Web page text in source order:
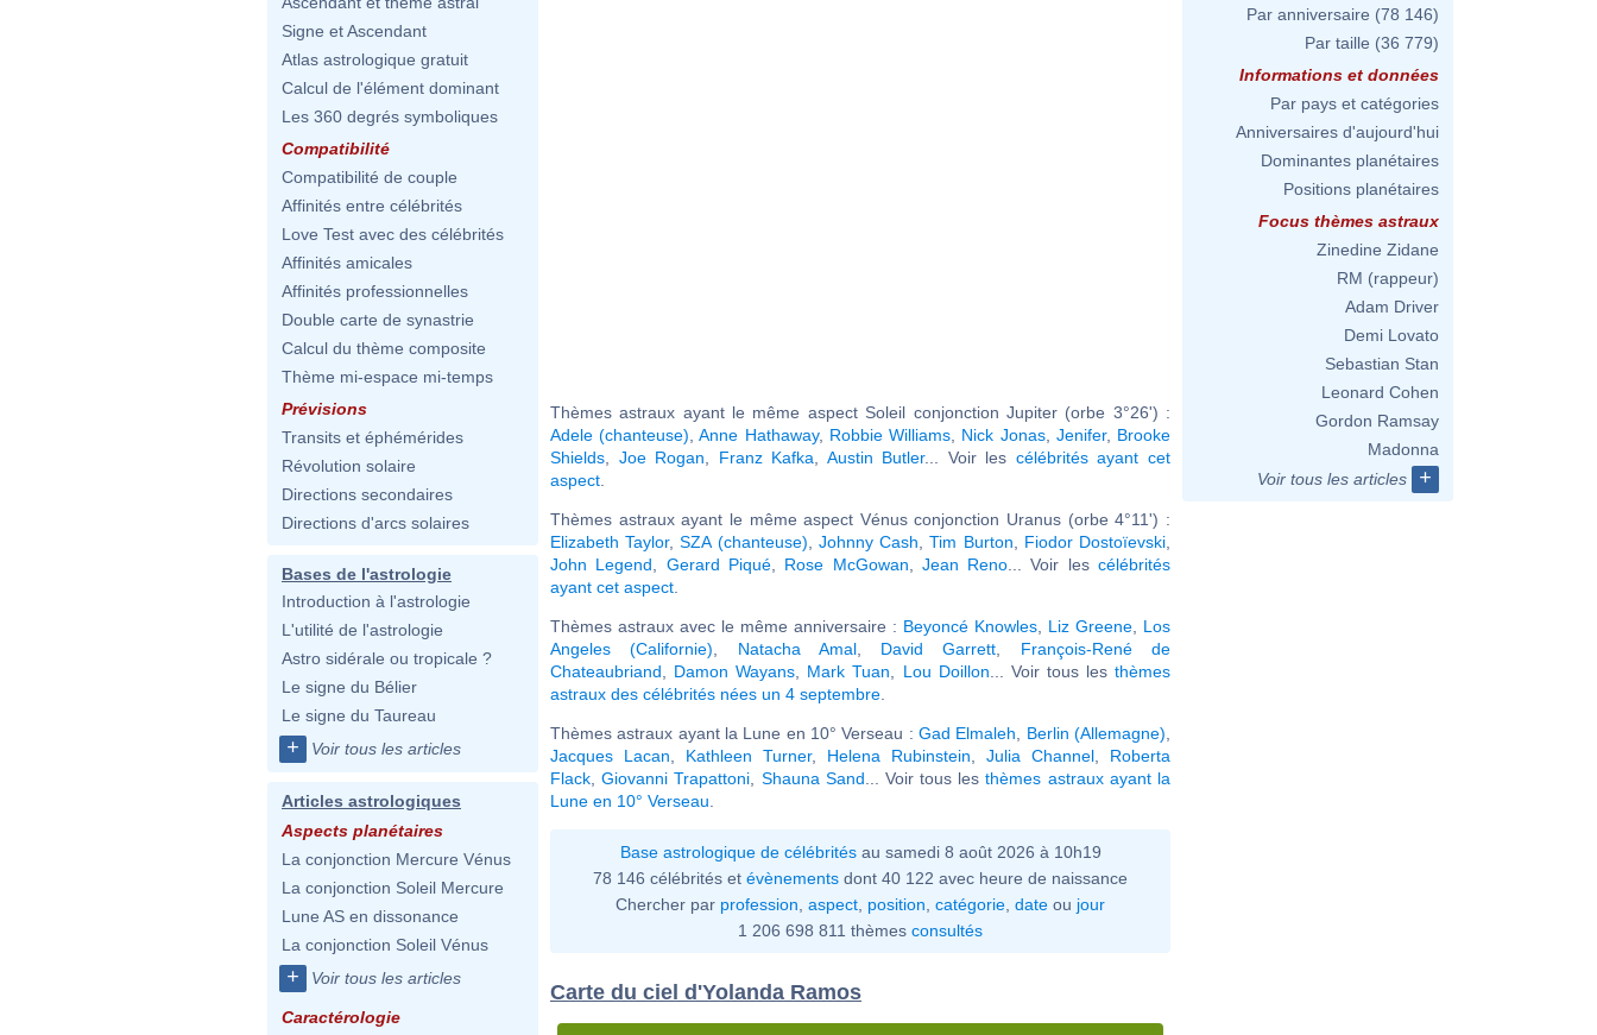
Signe et Ascendant
Atlas astrologique gratuit
Calcul de l'élément dominant
Les 360 degrés symboliques
Compatibilité
Compatibilité de couple
Affinités entre célébrités
Love Test avec des célébrités
Affinités amicales
Affinités professionnelles
Double carte de synastrie
Calcul du thème composite
Thème mi-espace mi-temps
Prévisions
Transits et éphémérides
Révolution solaire
Directions secondaires
Directions d'arcs solaires
Bases de l'astrologie
Introduction à l'astrologie
L'utilité de l'astrologie
Astro sidérale ou tropicale ?
Le signe du Bélier
Le signe du Taureau
+ Voir tous les articles
Articles astrologiques
Aspects planétaires
La conjonction Mercure Vénus
La conjonction Soleil Mercure
Lune AS en dissonance
La conjonction Soleil Vénus
+ Voir tous les articles
Caractérologie
Thèmes astraux ayant le même aspect Soleil conjonction Jupiter (orbe 3°26') :
Adele (chanteuse) ,Anne Hathaway, Robbie Williams Nick Jonas, Jenifer, Brooke
Shields
Joe Rogan Franz Kafka Austin Butler... Voir les célébrités ayant cet
aspect
Thèmes astraux ayant le même aspect Vénus conjonction Uranus (orbe 4°11') :
Elizabeth Taylor,SZA (chanteuse) Johnny Cash ,Tim Burton Fiodor Dostoïevski
John Legend
Gerard Piqué, Rose McGowan Jean Reno ... Voir lescélébrités
ayant cet aspect
Thèmes astraux avec le même anniversaire : Beyoncé Knowles Liz Greene
Los
Angeles (Californie)
Natacha Amal, David Garrett
François-René de
Chateaubriand
Damon Wayans Mark Tuan Lou Doillon ... Voir tous lesthèmes
astraux des célébrités nées un 4 septembre
Thèmes astraux ayant la Lune en 10° Verseau : Gad Elmaleh Berlin (Allemagne)
Jacques Lacan
Kathleen Turner, Helena Rubinstein Julia Channel
Roberta
Flack ,Giovanni Trapattoni Shauna Sand ... Voir tous lesthèmes astraux ayant la
Lune en 10° Verseau
Base astrologique de célébritésau samedi 8 août 2026 à 10h19
78 146 célébrités et évènements dont 40 122 avec heure de naissance
Chercher par profession aspect position catégorie date ou jour
1 206 698 811 thèmes consultés
Carte du ciel d'Yolanda Ramos
Par anniversaire (78 146)
Par taille (36 779)
Informations et données
Par pays et catégories
Anniversaires d'aujourd'hui
Dominantes planétaires
Positions planétaires
Focus thèmes astraux
Zinedine Zidane
RM (rappeur)
Adam Driver
Demi Lovato
Sebastian Stan
Leonard Cohen
Gordon Ramsay
Madonna
Voir tous les articles
+